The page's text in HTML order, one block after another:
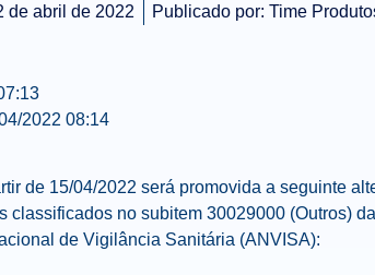
de abril de 2022 Publicado por: Time
2022 08:14
de 15/04/2022 será promovida a seguinte
classificados no subitem 30029000 (Outros)
de Vigilância Sanitária (ANVISA):